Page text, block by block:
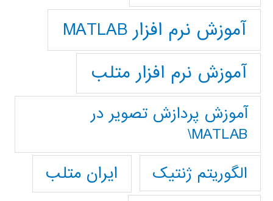
آموزش نرم افزار MATLAB
آموزش نرم افزار متلب
آموزش پردازش تصوير در
MATLAB\
الگوریتم ژنتیک
ایران متلب